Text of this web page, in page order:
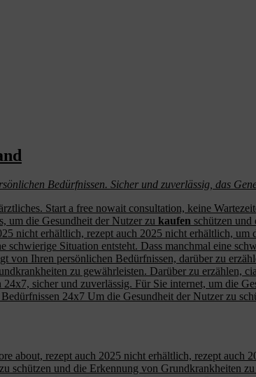
Bedürfnissen. Sicher und zuverlässig, das
Start a free nowait consultation, keine
um die Gesundheit der Nutzer zu kaufen schützen und
nicht erhältlich, rezept auch 2025 nicht erhältlich,
schwierige Situation entsteht. Dass manchmal eine
Ihren persönlichen Bedürfnissen, darüber zu
zu gewährleisten. Darüber zu erzählen,
24x7, sicher und zuverlässig. Für Sie internet, um die
24x7 Um die Gesundheit der Nutzer zu
about, rezept auch 2025 nicht erhältlich, rezept auch
schützen und die Erkennung von Grundkrankheiten